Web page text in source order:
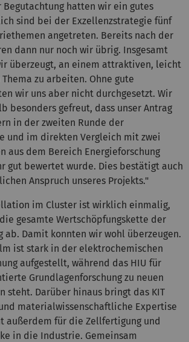
Begutachtung hatten wir ein gutes
sind bei der Exzellenzstrategie fünf
angetreten. Bereits nach der
dann nur noch wir übrig. Insgesamt
überzeugt, an einem attraktiven, leicht
zu arbeiten. Ohne gute
wir uns aber nicht durchgesetzt. Wir
besonders gefreut, dass unser Antrag
in der zweiten Runde der
und im direkten Vergleich mit zwei
aus dem Bereich Energieforschung
gut bewertet wurde. Dies bestätigt auch
Anspruch unseres Projekts."
im Cluster ist wirklich einmalig,
gesamte Wertschöpfungskette der
ab. Damit konnten wir wohl überzeugen.
ist stark in der elektrochemischen
aufgestellt, während das HIU für
Grundlagenforschung zu neuen
steht. Darüber hinaus bringt das KIT
materialwissenschaftliche Expertise
außerdem für die Zellfertigung und
in die Industrie. Gemeinsam